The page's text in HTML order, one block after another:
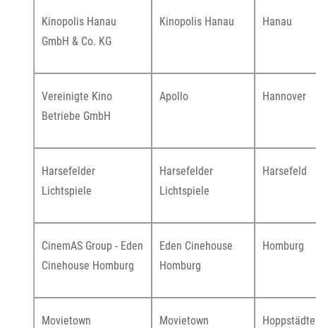
Kinopolis Hanau
GmbH & Co. KG
Kinopolis Hanau Hanau
Vereinigte Kino
Betriebe GmbH
Apollo Hannover
Harsefelder
Lichtspiele
Harsefelder
Lichtspiele
Harsefeld
CinemAS Group - Eden
Cinehouse Homburg
Eden Cinehouse
Homburg
Homburg
Movietown
Movietown